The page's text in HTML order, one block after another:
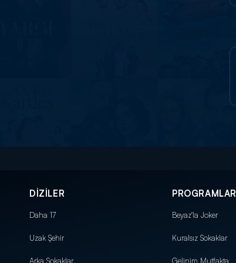
DİZİLER
Daha 17
Uzak Şehir
Arka Sokaklar
PROGRAMLAR
Beyaz'la Joker
Kuralsız Sokaklar
Gelinim Mutfakta